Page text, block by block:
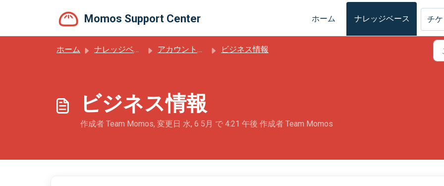
Momos Support Center ホーム ナレッジベース チ
ホーム ナレッジベース アカウントの設定と最初のステップ ビジネス情報
ビジネス情報
作成者 Team Momos, 変更日 水, 6 5月 で 4:21 午後 作成者 Team Momos